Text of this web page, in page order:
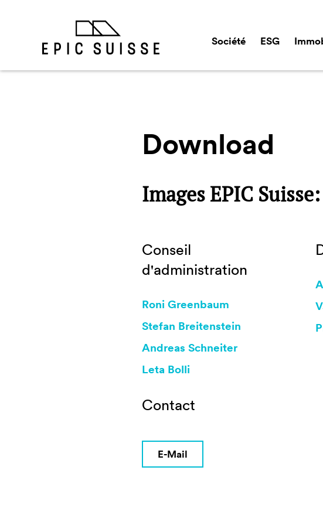
Société ESG
Download
Images EPIC
Conseil
d'administration
Roni Greenbaum
Stefan Breitenstein
Andreas Schneiter
Leta Bolli
Contact
E-Mail